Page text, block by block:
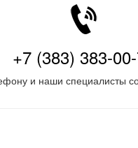
+7 (383) 383-
и наши специалисты